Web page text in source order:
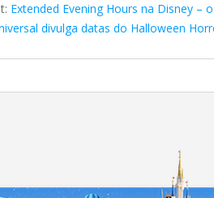
Extended Evening Hours na Disney
divulga datas do Halloween